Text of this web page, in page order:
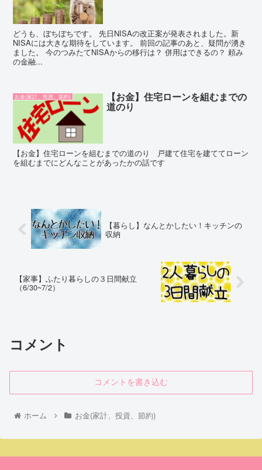
どうも、ぼちぼちです。 先日NISAの改正案が発表されました。新
NISAには大きな期待をしています。 前回の記事のあと、疑問が湧き
ました。 今のつみたてNISAからの移行は？ 併用はできるの？ 頼み
の金融...
お金(家計、投資、節約) 【お金】住宅ローンを組むまでの
道のり
【お金】住宅ローンを組むまでの道のり 戸建て住宅を建ててローン
を組むまでにどんなことがあったかの話です
【暮らし】なんとかしたい！キッチンの
収納
【家事】ふたり暮らしの３日間献立
（6/30~7/2）
コメント
コメントを書き込む
ホーム お金(家計、投資、節約)